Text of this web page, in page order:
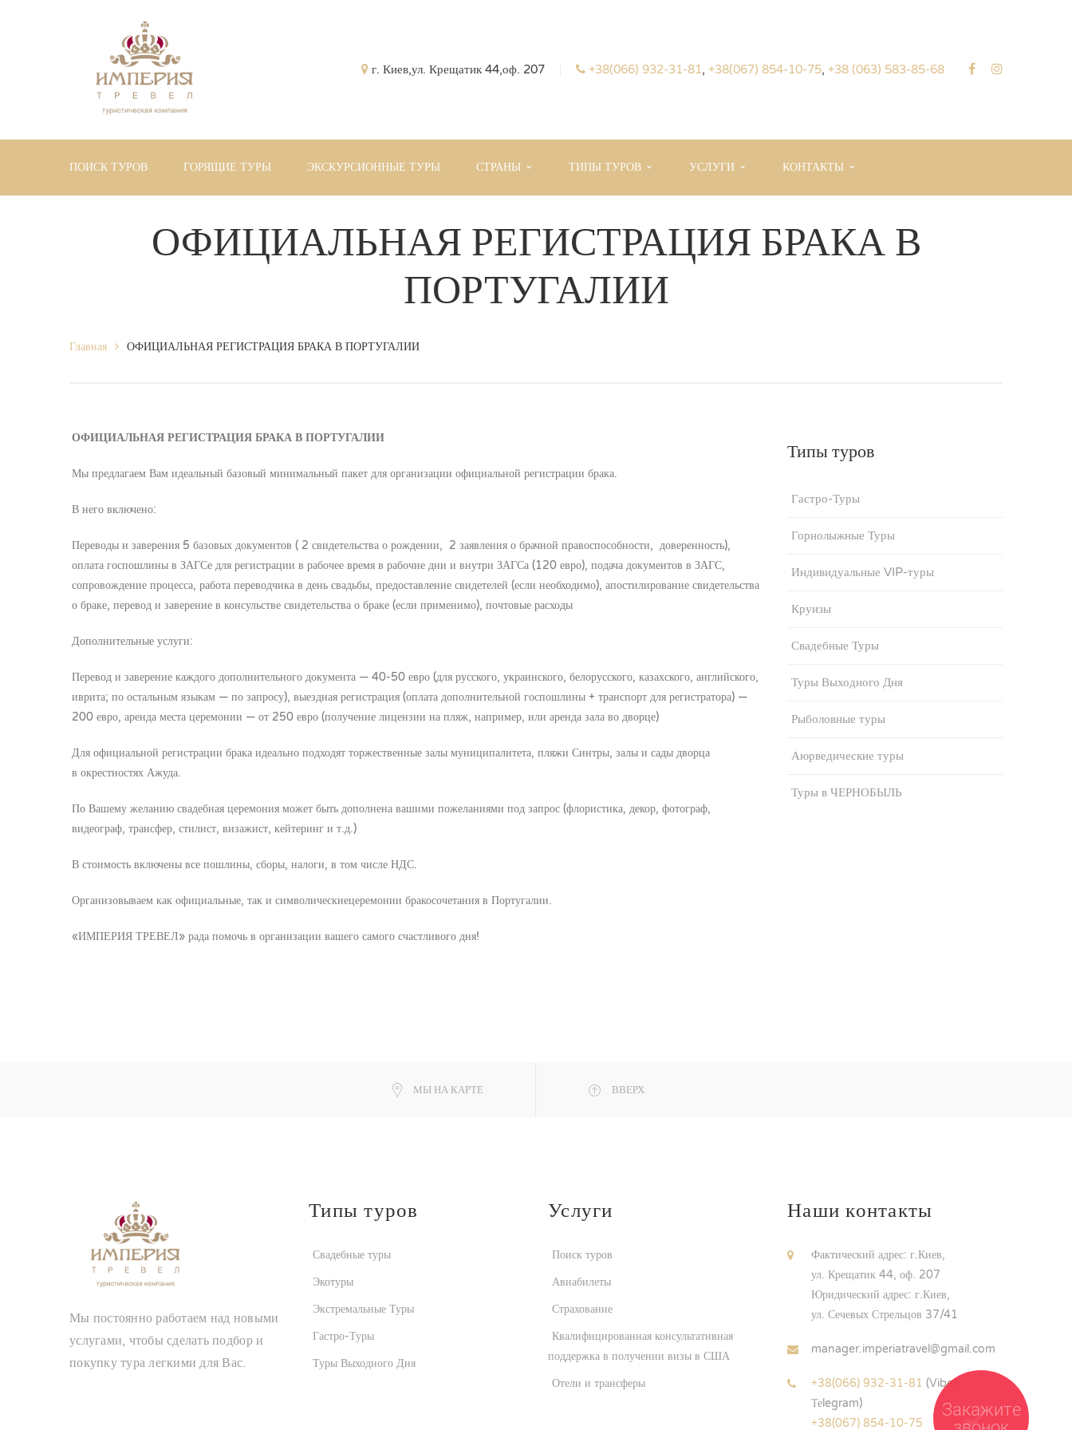
г. Киев,ул. Крещатик 44,оф. 207 +38(066) 932-31-81, +38(067) 854-10-75, +38 (063) 583-85-68
ПОИСК ТУРОВ ГОРЯЩИЕ ТУРЫ ЭКСКУРСИОННЫЕ ТУРЫ СТРАНЫ ТИПЫ ТУРОВ УСЛУГИ КОНТАКТЫ
ОФИЦИАЛЬНАЯ РЕГИСТРАЦИЯ БРАКА В
ПОРТУГАЛИИ
Главная ОФИЦИАЛЬНАЯ РЕГИСТРАЦИЯ БРАКА В ПОРТУГАЛИИ
ОФИЦИАЛЬНАЯ РЕГИСТРАЦИЯ БРАКА В ПОРТУГАЛИИ
Мы предлагаем Вам идеальный базовый минимальный пакет для организации официальной регистрации брака.
В него включено:
Переводы и заверения 5 базовых документов ( 2 свидетельства о рождении, 2 заявления о брачной правоспособности, доверенность),
оплата госпошлины в ЗАГСе для регистрации в рабочее время в рабочие дни и внутри ЗАГСа (120 евро), подача документов в ЗАГС,
сопровождение процесса, работа переводчика в день свадьбы, предоставление свидетелей (если необходимо), апостилирование свидетельства
о браке, перевод и заверение в консульстве свидетельства о браке (если применимо), почтовые расходы
Дополнительные услуги:
Перевод и заверение каждого дополнительного документа — 40-50 евро (для русского, украинского, белорусского, казахского, английского,
иврита; по остальным языкам — по запросу), выездная регистрация (оплата дополнительной госпошлины + транспорт для регистратора) —
200 евро, аренда места церемонии — от 250 евро (получение лицензии на пляж, например, или аренда зала во дворце)
Для официальной регистрации брака идеально подходят торжественные залы муниципалитета, пляжи Синтры, залы и сады дворца
в окрестностях Ажуда.
По Вашему желанию свадебная церемония может быть дополнена вашими пожеланиями под запрос (флористика, декор, фотограф,
видеограф, трансфер, стилист, визажист, кейтеринг и т.д.)
В стоимость включены все пошлины, сборы, налоги, в том числе НДС.
Организовываем как официальные, так и символическиецеремонии бракосочетания в Португалии.
«ИМПЕРИЯ ТРЕВЕЛ» рада помочь в организации вашего самого счастливого дня!
Типы туров
Гастро-Туры
Горнолыжные Туры
Индивидуальные VIP-туры
Круизы
Свадебные Туры
Туры Выходного Дня
Рыболовные туры
Аюрведические туры
Туры в ЧЕРНОБЫЛЬ
МЫ НА КАРТЕ ВВЕРХ
Мы постоянно работаем над новыми
услугами, чтобы сделать подбор и
покупку тура легкими для Вас.
Типы туров
Свадебные туры
Экотуры
Экстремальные Туры
Гастро-Туры
Туры Выходного Дня
Услуги
Поиск туров
Авиабилеты
Страхование
Квалифицированная консультативная
поддержка в получении визы в США
Отели и трансферы
Наши контакты
Фактический адрес: г.Киев,
ул. Крещатик 44, оф. 207
Юридический адрес: г.Киев,
ул. Сечевых Стрельцов 37/41
manager.imperiatravel@gmail.com
+38(066) 932-31-81 (Viber,
Теlegram)
+38(067) 854-10-75
Закажите